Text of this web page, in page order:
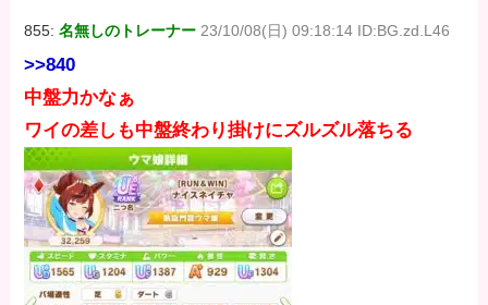
855:名無しのトレーナー 23/10/08(日) 09:18:14 ID:BG.zd.L46
>>840
中盤力かなぁ
ワイの差しも中盤終わり掛けにズルズル落ちる